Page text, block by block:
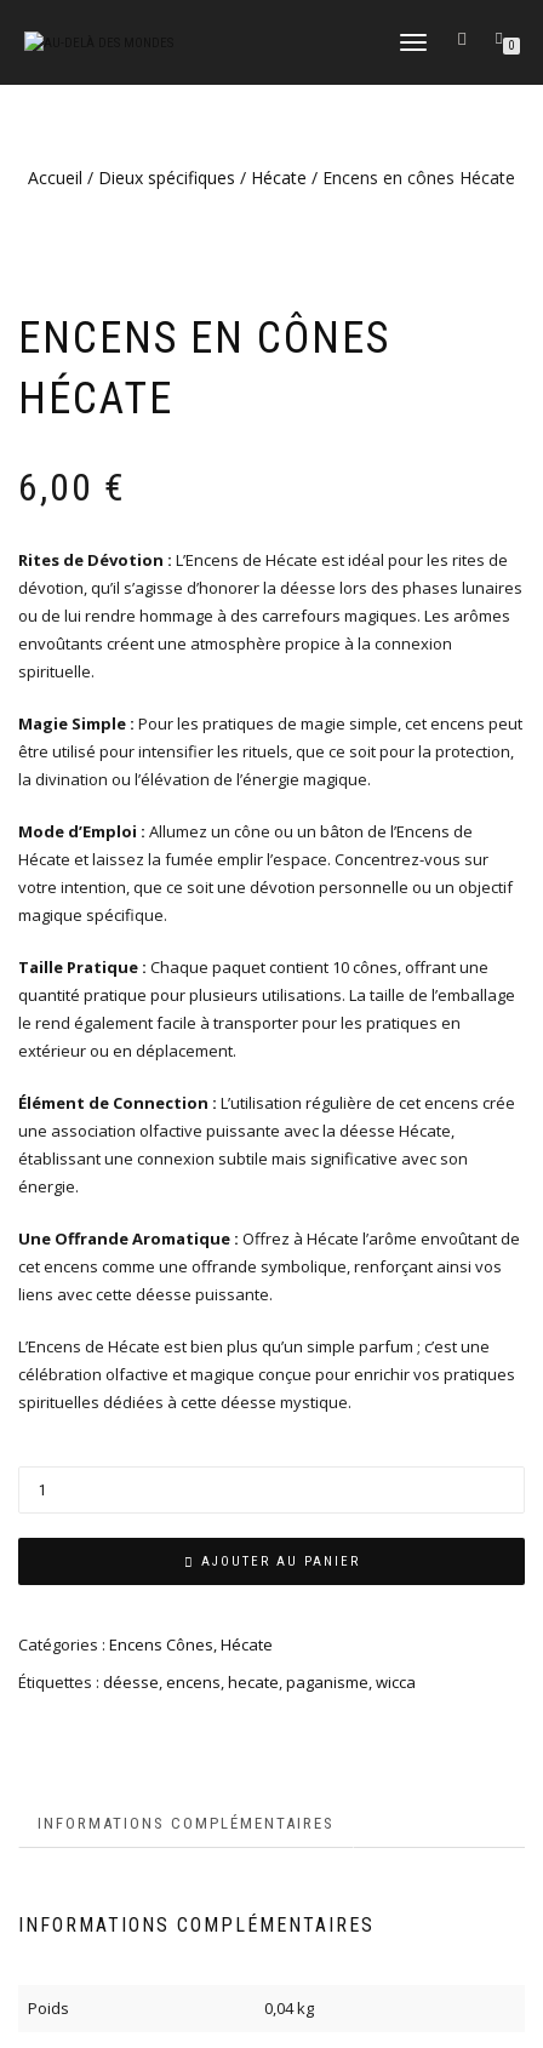
DÉPLIER
NAVIGATION
0
Accueil / Dieux spécifiques / Hécate / Encens en cônes Hécate
ENCENS EN CÔNES
HÉCATE
6,00 €
Rites de Dévotion : L’Encens de Hécate est idéal pour les rites de
dévotion, qu’il s’agisse d’honorer la déesse lors des phases lunaires
ou de lui rendre hommage à des carrefours magiques. Les arômes
envoûtants créent une atmosphère propice à la connexion
spirituelle.
Magie Simple : Pour les pratiques de magie simple, cet encens peut
être utilisé pour intensifier les rituels, que ce soit pour la protection,
la divination ou l’élévation de l’énergie magique.
Mode d’Emploi : Allumez un cône ou un bâton de l’Encens de
Hécate et laissez la fumée emplir l’espace. Concentrez-vous sur
votre intention, que ce soit une dévotion personnelle ou un objectif
magique spécifique.
Taille Pratique : Chaque paquet contient 10 cônes, offrant une
quantité pratique pour plusieurs utilisations. La taille de l’emballage
le rend également facile à transporter pour les pratiques en
extérieur ou en déplacement.
Élément de Connection : L’utilisation régulière de cet encens crée
une association olfactive puissante avec la déesse Hécate,
établissant une connexion subtile mais significative avec son
énergie.
Une Offrande Aromatique : Offrez à Hécate l’arôme envoûtant de
cet encens comme une offrande symbolique, renforçant ainsi vos
liens avec cette déesse puissante.
L’Encens de Hécate est bien plus qu’un simple parfum ; c’est une
célébration olfactive et magique conçue pour enrichir vos pratiques
spirituelles dédiées à cette déesse mystique.
AJOUTER AU PANIER
Catégories : Encens Cônes,Hécate
Étiquettes : déesse,encens,hecate,paganisme,wicca
INFORMATIONS COMPLÉMENTAIRES
INFORMATIONS COMPLÉMENTAIRES
Poids 0,04 kg